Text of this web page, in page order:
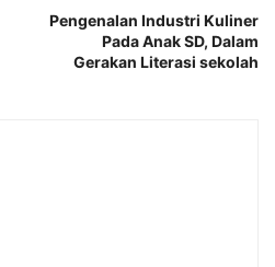
Pengenalan Industri Kuliner
Pada Anak SD, Dalam
Gerakan Literasi sekolah